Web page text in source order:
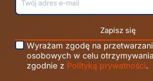
Zapisz się
Wyrażam zgodę na
osobowych w celu
zgodnie z Polityką prywatności.